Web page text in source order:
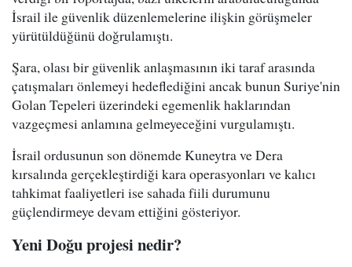
İsrail ile güvenlik düzenlemelerine ilişkin görüşmeler
yürütüldüğünü doğrulamıştı.
Şara, olası bir güvenlik anlaşmasının iki taraf arasında
çatışmaları önlemeyi hedeflediğini ancak bunun Suriye'nin
Golan Tepeleri üzerindeki egemenlik haklarından
vazgeçmesi anlamına gelmeyeceğini vurgulamıştı.
İsrail ordusunun son dönemde Kuneytra ve Dera
kırsalında gerçekleştirdiği kara operasyonları ve kalıcı
tahkimat faaliyetleri ise sahada fiili durumunu
güçlendirmeye devam ettiğini gösteriyor.
Yeni Doğu projesi nedir?